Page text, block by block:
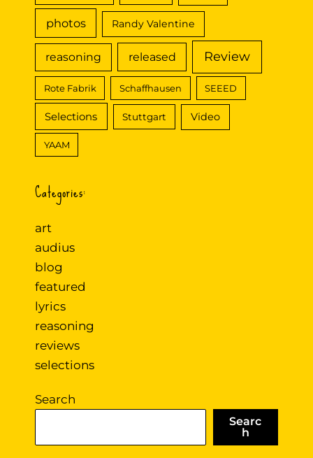
photos Randy Valentine
reasoning released Review
Rote Fabrik Schaffhausen SEEED
Selections Stuttgart Video
YAAM
Categories:
art
audius
blog
featured
lyrics
reasoning
reviews
selections
Search
Searc
h